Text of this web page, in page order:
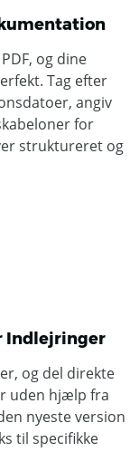
og dine
Tag efter
angiv
for
struktureret og
Indlejringer
og del direkte
uden hjælp fra
nyeste version
til specifikke